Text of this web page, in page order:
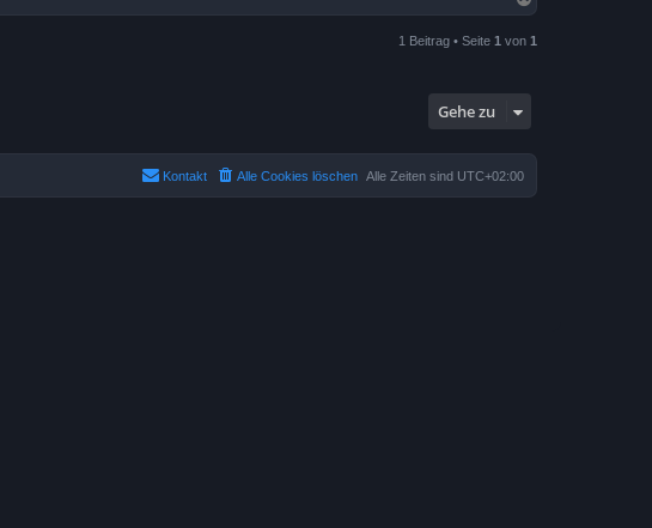
a
h
1 Beitrag • Seite 1 von 1
Gehe zu
Alle Zeiten sind UTC+02:00
Alle Cookies löschen
Kontakt